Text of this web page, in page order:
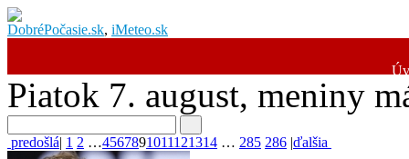
DobréPočasie.sk, iMeteo.sk
Piatok 7. august, meniny
predošlá| 1 2 …4567891011121314 … 285 286 |ďalšia